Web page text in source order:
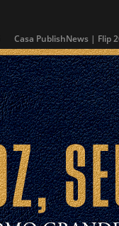
Casa PublishNews | Flip